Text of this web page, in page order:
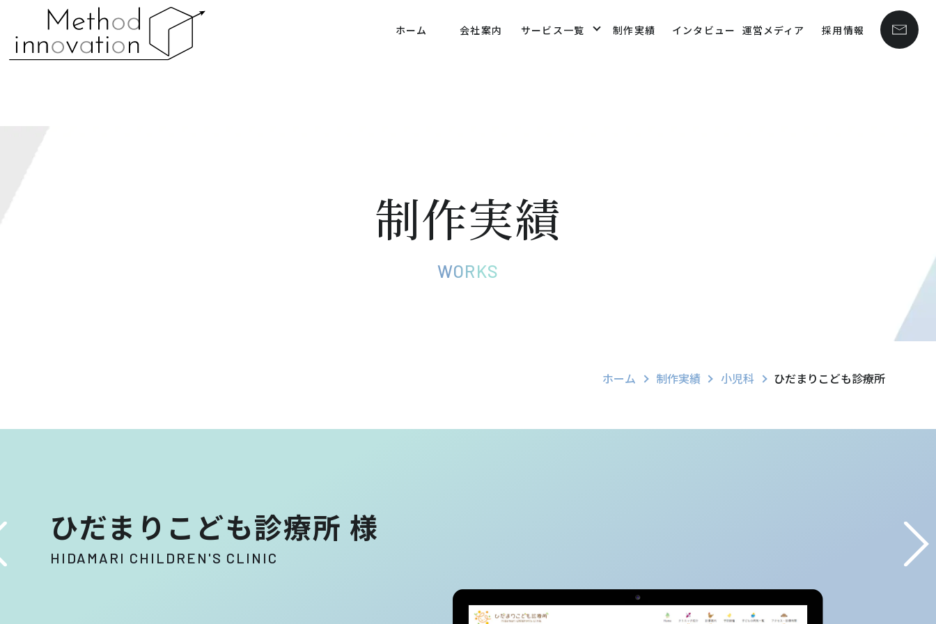
ホーム 会社案内 サービス一覧 制作実績 インタビュー 運営メディア 採用情報
Warning : Undefined array key 0 in
/home/methodin/method-innovation.co.jp/public_html/wp-
content/themes/theme/functions/blade/storage/views/09fd4a581d10180f30bf8f7b50f10333.php
制作実績
WORKS
ホーム 制作実績 小児科 ひだまりこども診療所
ひだまりこども診療所 様
HIDAMARI CHILDREN'S CLINIC